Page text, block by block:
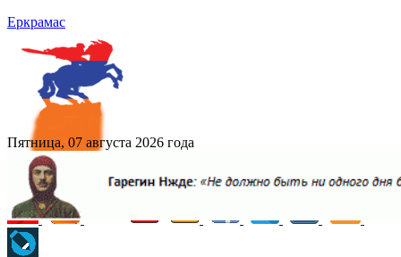
Еркрамас
Пятница, 07 августа 2026 года